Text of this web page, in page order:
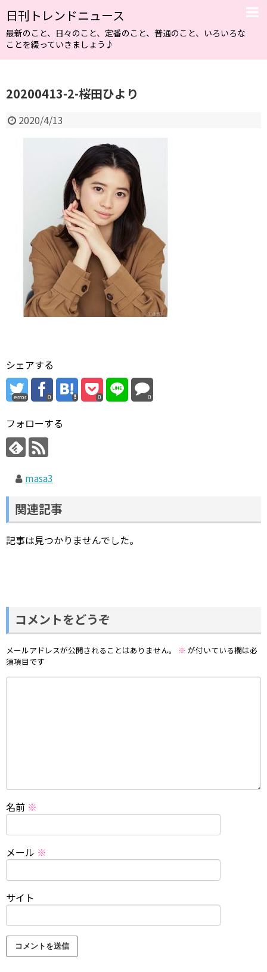
日刊トレンドニュース
最新のこと、日々のこと、定番のこと、普通のこと、いろいろな
ことを綴っていきましょう♪
20200413-2-桜田ひより
2020/4/13
シェアする
error 0 0 0
フォローする
masa3
関連記事
記事は見つかりませんでした。
コメントをどうぞ
メールアドレスが公開されることはありません。 ※ が付いている欄は必
須項目です
名前 ※
メール ※
サイト